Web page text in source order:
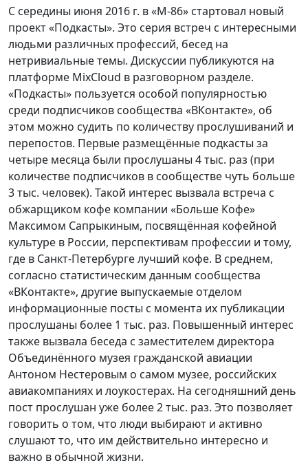
С середины июня 2016 г. в «М-86» стартовал новый
проект «Подкасты». Это серия встреч с интересными
людьми различных профессий, бесед на
нетривиальные темы. Дискуссии публикуются на
платформе MixCloud в разговорном разделе.
«Подкасты» пользуется особой популярностью
среди подписчиков сообщества «ВКонтакте», об
этом можно судить по количеству прослушиваний и
перепостов. Первые размещённые подкасты за
четыре месяца были прослушаны 4 тыс. раз (при
количестве подписчиков в сообществе чуть больше
3 тыс. человек). Такой интерес вызвала встреча с
обжарщиком кофе компании «Больше Кофе»
Максимом Сапрыкиным, посвящённая кофейной
культуре в России, перспективам профессии и тому,
где в Санкт-Петербурге лучший кофе. В среднем,
согласно статистическим данным сообщества
«ВКонтакте», другие выпускаемые отделом
информационные посты с момента их публикации
прослушаны более 1 тыс. раз. Повышенный интерес
также вызвала беседа с заместителем директора
Объединённого музея гражданской авиации
Антоном Нестеровым о самом музее, российских
авиакомпаниях и лоукостерах. На сегодняшний день
пост прослушан уже более 2 тыс. раз. Это позволяет
говорить о том, что люди выбирают и активно
слушают то, что им действительно интересно и
важно в обычной жизни.